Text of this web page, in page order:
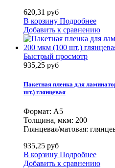
620,31 руб
В корзину Подробнее
Добавить к сравнению
Быстрый просмотр
935,25 руб
Пакетная пленка для
шт.) глянцевая
Формат: А5
Толщина, мкм: 200
Глянцевая/матовая:
935,25 руб
В корзину Подробнее
Добавить к сравнению